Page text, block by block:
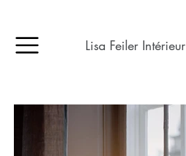
Lisa Feiler Intérieur